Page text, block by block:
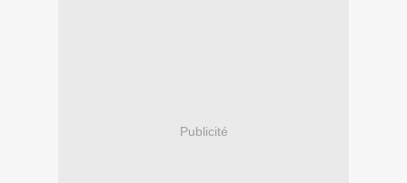
Publicité